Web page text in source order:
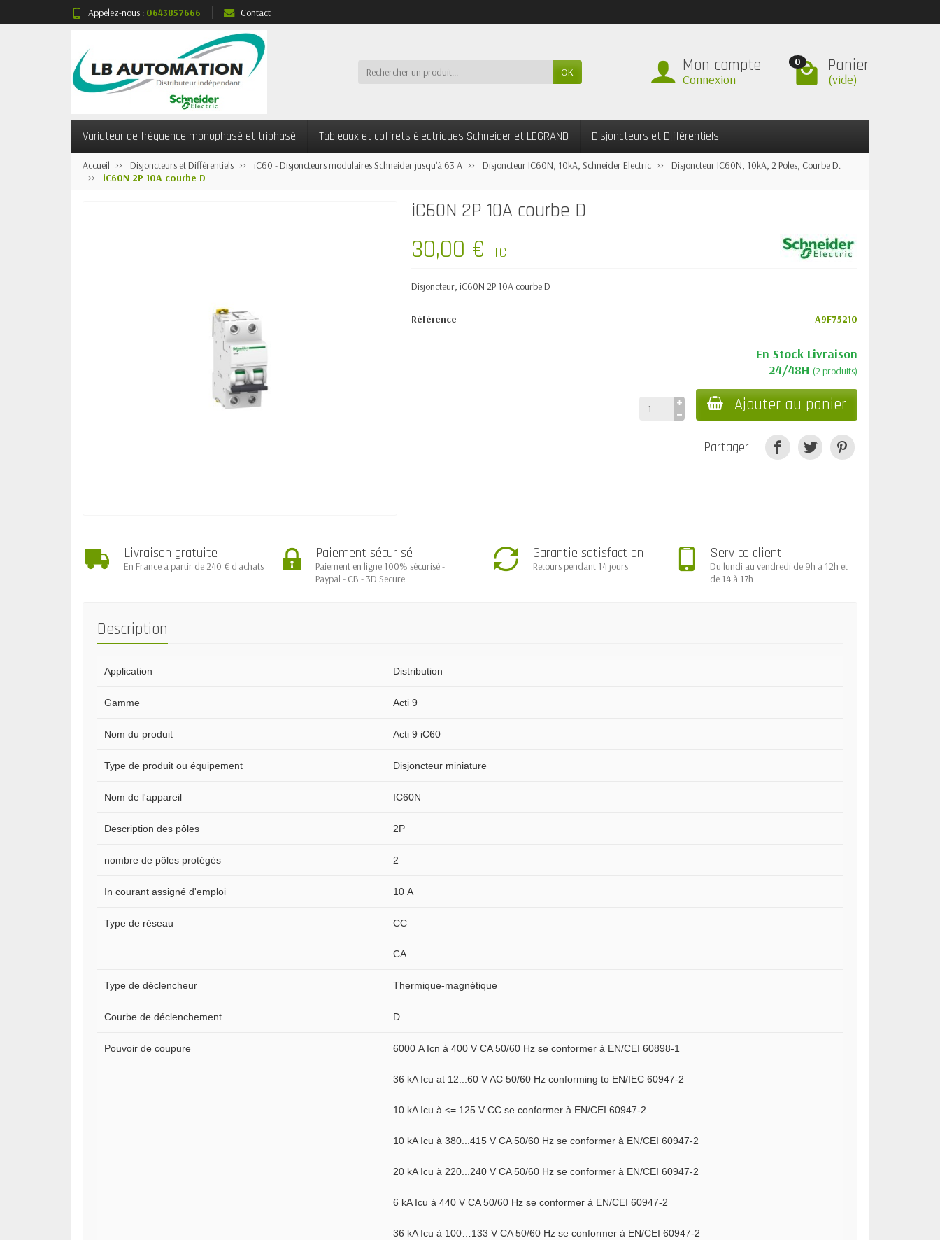
Appelez-nous : 0643857666 Contact
OK Mon compte
Connexion
0 Panier
(vide)
Variateur de fréquence monophasé et triphasé Tableaux et coffrets électriques Schneider et LEGRAND Disjoncteurs et Différentiels
Accueil Disjoncteurs et Différentiels iC60 - Disjoncteurs modulaires Schneider jusqu'à 63 A Disjoncteur IC60N, 10kA, Schneider Electric
Disjoncteur IC60N, 10kA, 2 Poles, Courbe D.
iC60N 2P 10A courbe D
iC60N 2P 10A courbe D
30,00 €TTC
Disjoncteur, iC60N 2P 10A courbe D
Référence A9F75210
En Stock Livraison
24/48H (2 produits)
Ajouter au panier
Partager
Livraison gratuite
En France à partir de 240 € d'achats
Paiement sécurisé
Paiement en ligne 100% sécurisé -
Paypal - CB - 3D Secure
Garantie satisfaction
Retours pendant 14 jours
Service client
Du lundi au vendredi de 9h à 12h et
de 14 à 17h
Description
Application Distribution
Gamme Acti 9
Nom du produit Acti 9 iC60
Type de produit ou équipement Disjoncteur miniature
Nom de l'appareil IC60N
Description des pôles 2P
nombre de pôles protégés 2
In courant assigné d'emploi 10 A
Type de réseau CC
CA
Type de déclencheur Thermique-magnétique
Courbe de déclenchement D
Pouvoir de coupure 6000 A Icn à 400 V CA 50/60 Hz se conformer à EN/CEI 60898-1
36 kA Icu at 12...60 V AC 50/60 Hz conforming to EN/IEC 60947-2
10 kA Icu à <= 125 V CC se conformer à EN/CEI 60947-2
10 kA Icu à 380...415 V CA 50/60 Hz se conformer à EN/CEI 60947-2
20 kA Icu à 220...240 V CA 50/60 Hz se conformer à EN/CEI 60947-2
6 kA Icu à 440 V CA 50/60 Hz se conformer à EN/CEI 60947-2
36 kA Icu à 100…133 V CA 50/60 Hz se conformer à EN/CEI 60947-2